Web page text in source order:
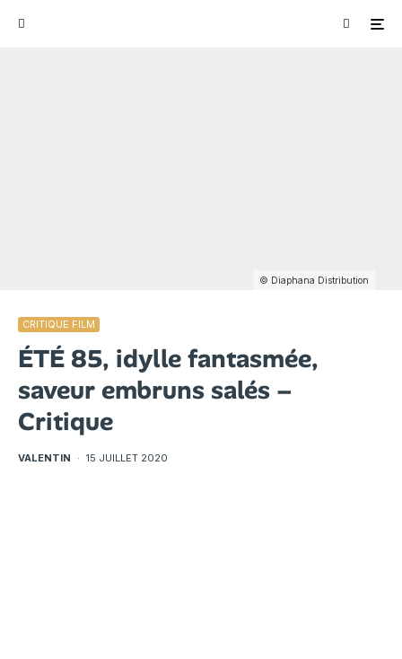
© Diaphana Distribution
CRITIQUE FILM
ÉTÉ 85, idylle fantasmée,
saveur embruns salés –
Critique
VALENTIN · 15 JUILLET 2020